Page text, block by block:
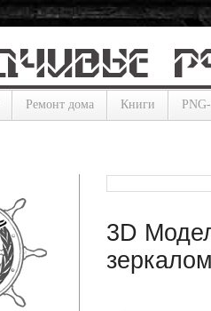
Ремонт дома Книги
3D